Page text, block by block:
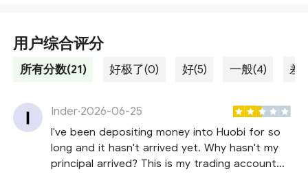
用户综合评分
所有分数(21) 好极了(0) 好(5) 一般(4) 差
Inder·2026-06-25
I've been depositing money into Huobi for so
long and it hasn't arrived yet. Why hasn't my
principal arrived? This is my trading account